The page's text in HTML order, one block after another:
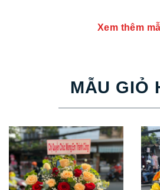
Xem thêm
MẪU GIỎ